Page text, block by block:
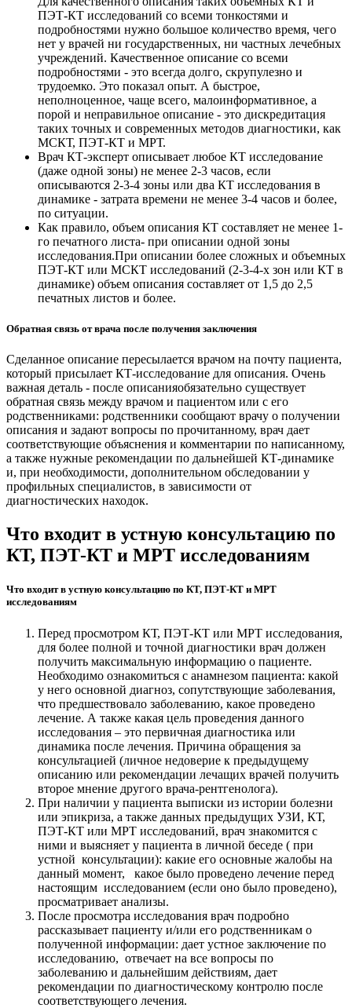
ПЭТ-КТ исследований со всеми тонкостями и
подробностями нужно большое количество время, чего
нет у врачей ни государственных, ни частных лечебных
учреждений. Качественное описание со всеми
подробностями - это всегда долго, скрупулезно и
трудоемко. Это показал опыт. А быстрое,
неполноценное, чаще всего, малоинформативное, а
порой и неправильное описание - это дискредитация
таких точных и современных методов диагностики, как
МСКТ, ПЭТ-КТ и МРТ.
Врач КТ-эксперт описывает любое КТ исследование
(даже одной зоны) не менее 2-3 часов, если
описываются 2-3-4 зоны или два КТ исследования в
динамике - затрата времени не менее 3-4 часов и более,
по ситуации.
Как правило, объем описания КТ составляет не менее 1-
го печатного листа- при описании одной зоны
исследования.При описании более сложных и объемных
ПЭТ-КТ или МСКТ исследований (2-3-4-х зон или КТ в
динамике) объем описания составляет от 1,5 до 2,5
печатных листов и более.
Обратная связь от врача после получения заключения
Сделанное описание пересылается врачом на почту пациента,
который присылает КТ-исследование для описания. Очень
важная деталь - после описанияобязательно существует
обратная связь между врачом и пациентом или с его
родственниками: родственники сообщают врачу о получении
описания и задают вопросы по прочитанному, врач дает
соответствующие объяснения и комментарии по написанному,
а также нужные рекомендации по дальнейшей КТ-динамике
и, при необходимости, дополнительном обследовании у
профильных специалистов, в зависимости от
диагностических находок.
Что входит в устную консультацию по
КТ, ПЭТ-КТ и МРТ исследованиям
Что входит в устную консультацию по КТ, ПЭТ-КТ и МРТ
исследованиям
Перед просмотром КТ, ПЭТ-КТ или МРТ исследования,
для более полной и точной диагностики врач должен
получить максимальную информацию о пациенте.
Необходимо ознакомиться с анамнезом пациента: какой
у него основной диагноз, сопутствующие заболевания,
что предшествовало заболеванию, какое проведено
лечение. А также какая цель проведения данного
исследования – это первичная диагностика или
динамика после лечения. Причина обращения за
консультацией (личное недоверие к предыдущему
описанию или рекомендации лечащих врачей получить
второе мнение другого врача-рентгенолога).
При наличии у пациента выписки из истории болезни
или эпикриза, а также данных предыдущих УЗИ, КТ,
ПЭТ-КТ или МРТ исследований, врач знакомится с
ними и выясняет у пациента в личной беседе ( при
устной консультации): какие его основные жалобы на
данный момент, какое было проведено лечение перед
настоящим исследованием (если оно было проведено),
просматривает анализы.
После просмотра исследования врач подробно
рассказывает пациенту и/или его родственникам о
полученной информации: дает устное заключение по
исследованию, отвечает на все вопросы по
заболеванию и дальнейшим действиям, дает
рекомендации по диагностическому контролю после
соответствующего лечения.